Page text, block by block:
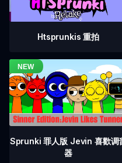
Htsprunkis 重拍
Sprunki 罪人版 Jevin 喜歡调
器